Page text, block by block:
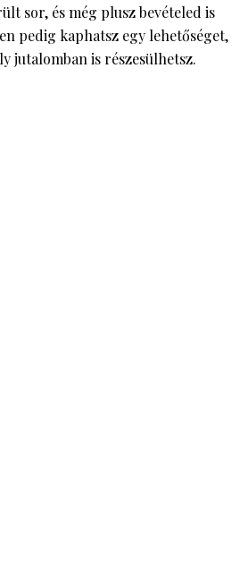
sor, és még plusz bevételed is
pedig kaphatsz egy lehetőséget,
jutalomban is részesülhetsz.